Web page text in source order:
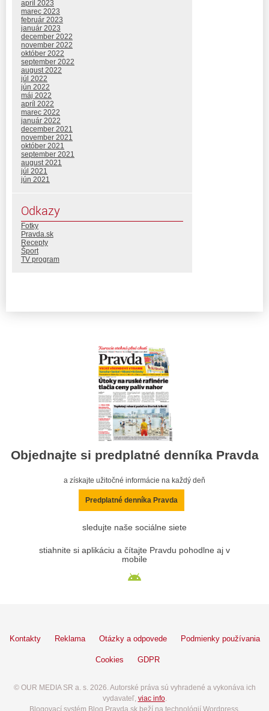
apríl 2023
marec 2023
február 2023
január 2023
december 2022
november 2022
október 2022
september 2022
august 2022
júl 2022
jún 2022
máj 2022
apríl 2022
marec 2022
január 2022
december 2021
november 2021
október 2021
september 2021
august 2021
júl 2021
jún 2021
Odkazy
Fotky
Pravda.sk
Recepty
Šport
TV program
Objednajte si predplatné denníka Pravda
a získajte užitočné informácie na každý deň
Predplatné denníka Pravda
sledujte naše sociálne siete
stiahnite si aplikáciu a čítajte Pravdu pohodlne aj v
mobile
Kontakty Reklama Otázky a odpovede Podmienky používania
Cookies GDPR
© OUR MEDIA SR a. s. 2026. Autorské práva sú vyhradené a vykonáva ich
vydavateľ, viac info.
Blogovací systém Blog.Pravda.sk beží na technológií Wordpress.